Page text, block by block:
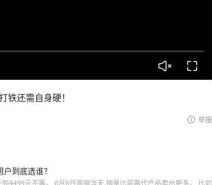
铁还需自身硬！
举报
到底选谁？
4499元不等。 6月6日首销当天,销量比前两代产品卖出更多。 比如